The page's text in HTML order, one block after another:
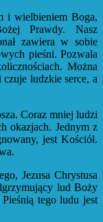
i wielbieniem Boga,
Prawdy. Nasz
zawiera w sobie
pieśni. Pozwala
Można
ludzkie serce, a
Coraz mniej ludzi
okazjach. Jednym z
jest Kościół.
Jezusa Chrystusa
lud Boży
tego ludu jest